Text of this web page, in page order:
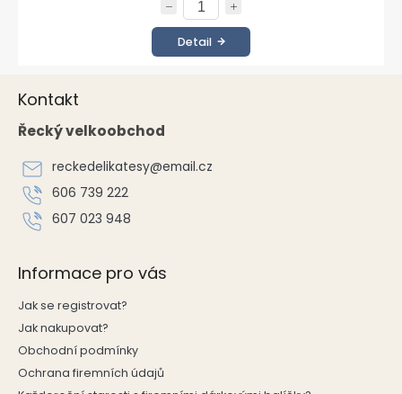
Detail
Kontakt
Řecký velkoobchod
reckedelikatesy@email.cz
606 739 222
607 023 948
Informace pro vás
Jak se registrovat?
Jak nakupovat?
Obchodní podmínky
Ochrana firemních údajů